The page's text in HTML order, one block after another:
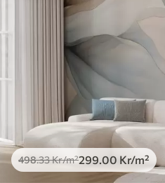
Premiumvinyl
.00Kr/m²
Peel and Stick
.00 540 .00Kr/m²
498.33Kr/m²299 .00 Kr/m²